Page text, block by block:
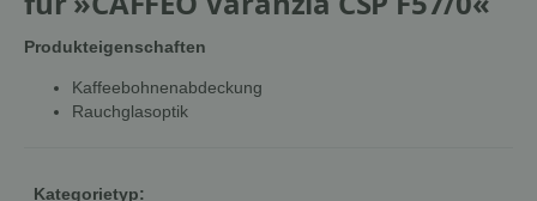
Produkteigenschaften
Kaffeebohnenabdeckung
Rauchglasoptik
Kategorietyp: